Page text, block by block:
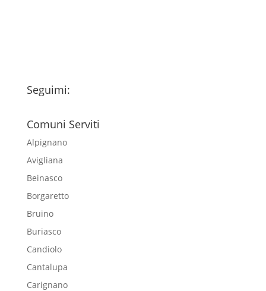
Seguimi:
Comuni Serviti
Alpignano
Avigliana
Beinasco
Borgaretto
Bruino
Buriasco
Candiolo
Cantalupa
Carignano